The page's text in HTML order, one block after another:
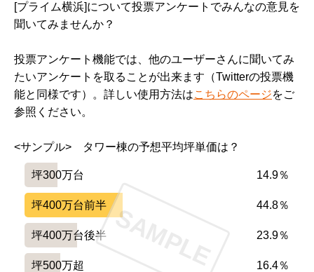
[プライム横浜]について投票アンケートでみんなの意見を
聞いてみませんか？
投票アンケート機能では、他のユーザーさんに聞いてみ
たいアンケートを取ることが出来ます（Twitterの投票機
能と同様です）。詳しい使用方法はこちらのページをご
参照ください。
<サンプル>　タワー棟の予想平均坪単価は？
坪300万台 14.9％
坪400万台前半 44.8％
坪400万台後半 23.9％
坪500万超 16.4％
SAMPLE